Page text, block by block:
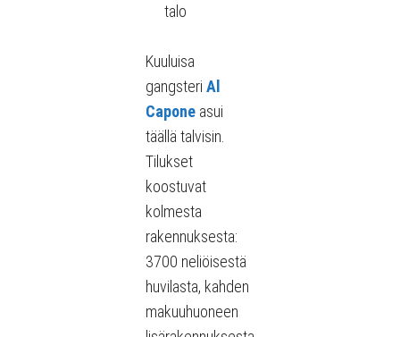
talo
Kuuluisa
gangsteri Al
Capone asui
täällä talvisin.
Tilukset
koostuvat
kolmesta
rakennuksesta:
3700 neliöisestä
huvilasta, kahden
makuuhuoneen